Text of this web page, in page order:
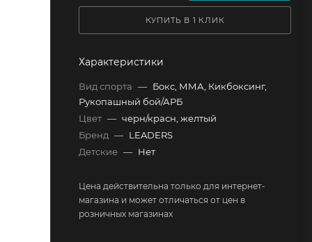
КУПИТЬ В 1 КЛИК
Характеристики
Вид спорта — Бокс, ММА, Кикбоксинг,
Рукопашный бой/АРБ
Цвет — черн/красн, желтый
Бренд — LEADERS
Детские — Нет
Цена действительна только для интернет-
магазина и может отличаться от цен в
розничных магазинах